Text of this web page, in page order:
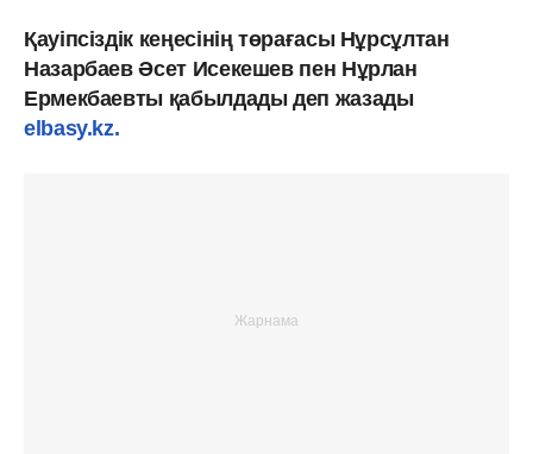
Қауіпсіздік кеңесінің төрағасы Нұрсұлтан
Назарбаев Әсет Исекешев пен Нұрлан
Ермекбаевты қабылдады деп жазады
elbasy.kz.